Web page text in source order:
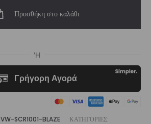
Προσθήκη στο καλάθι
VW-SCR1001-BLAZE
ΚΑΤΗΓΟΡΊΕΣ: